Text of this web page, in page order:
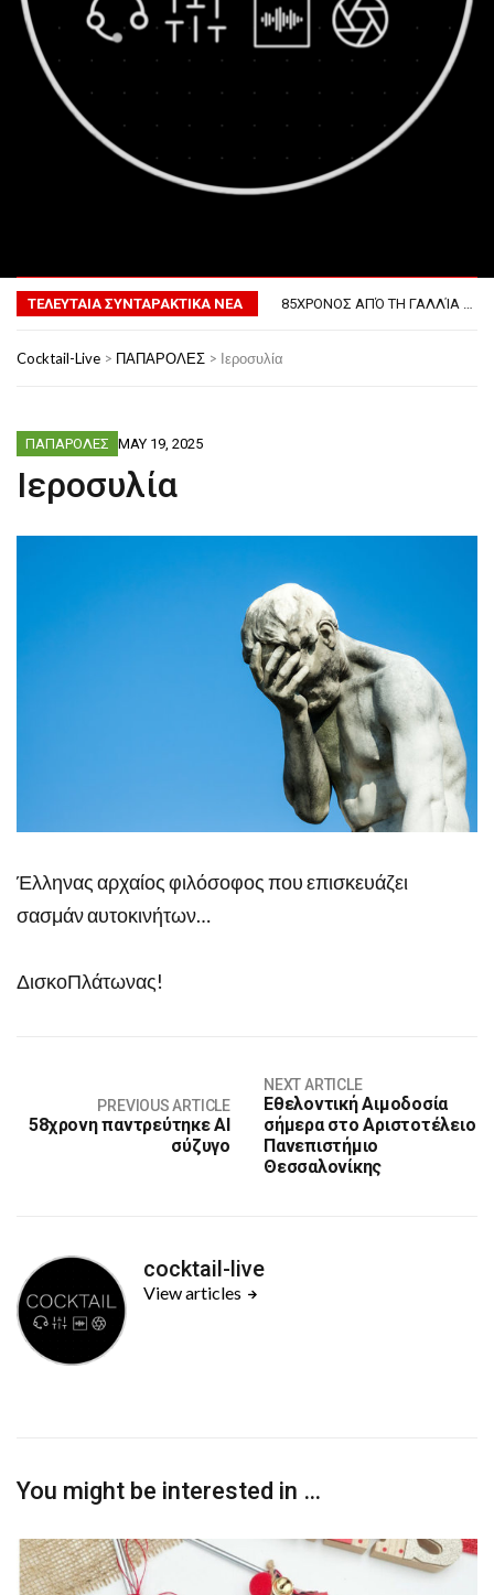
ΤΕΛΕΥΤΑΙΑ ΣΥΝΤΑΡΑΚΤΙΚΑ ΝΕΑ
ΦΟΒΕΡΆ ΔΏΡΑ ΓΙΑ ΤΟ ΕΠΌΜΕΝΟ ΔΕΚΑΉΜΕΡΟ!
85ΧΡΟΝΟΣ ΑΠΌ ΤΗ ΓΑΛΛΊΑ ΛΌΓΩ GPS ΚΑΤΈΛΗΞΕ ΣΤΗΝ… ΚΡΟΑΤΊΑ!
Cocktail-Live > ΠΑΠΑΡΟΛΕΣ > Ιεροσυλία
ΠΑΠΑΡΟΛΕΣ MAY 19, 2025
Ιεροσυλία
Έλληνας αρχαίος φιλόσοφος που επισκευάζει
σασμάν αυτοκινήτων…
ΔισκοΠλάτωνας!
PREVIOUS ARTICLE
58χρονη παντρεύτηκε AI
σύζυγο
NEXT ARTICLE
Εθελοντική Αιμοδοσία
σήμερα στο Αριστοτέλειο
Πανεπιστήμιο
Θεσσαλονίκης
cocktail-live
View articles
You might be interested in …